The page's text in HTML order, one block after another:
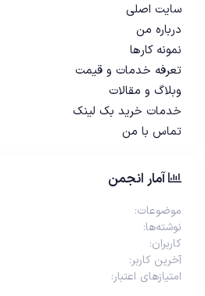
سایت اصلی
درباره من
نمونه کارها
تعرفه خدمات و قیمت
وبلاگ و مقالات
خدمات خرید بک لینک
تماس با من
آمار انجمن
موضوعات
نوشته‌ها
کاربران
آخرین کاربر
امتیازهای اعتبار